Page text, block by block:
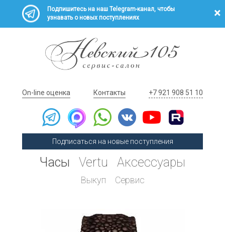
Подпишитесь на наш Telegram-канал, чтобы
узнавать о новых поступлениях
On-line оценка Контакты +7 921 908 51 10
Подписаться на новые поступления
Часы Vertu Аксессуары
Выкуп Сервис